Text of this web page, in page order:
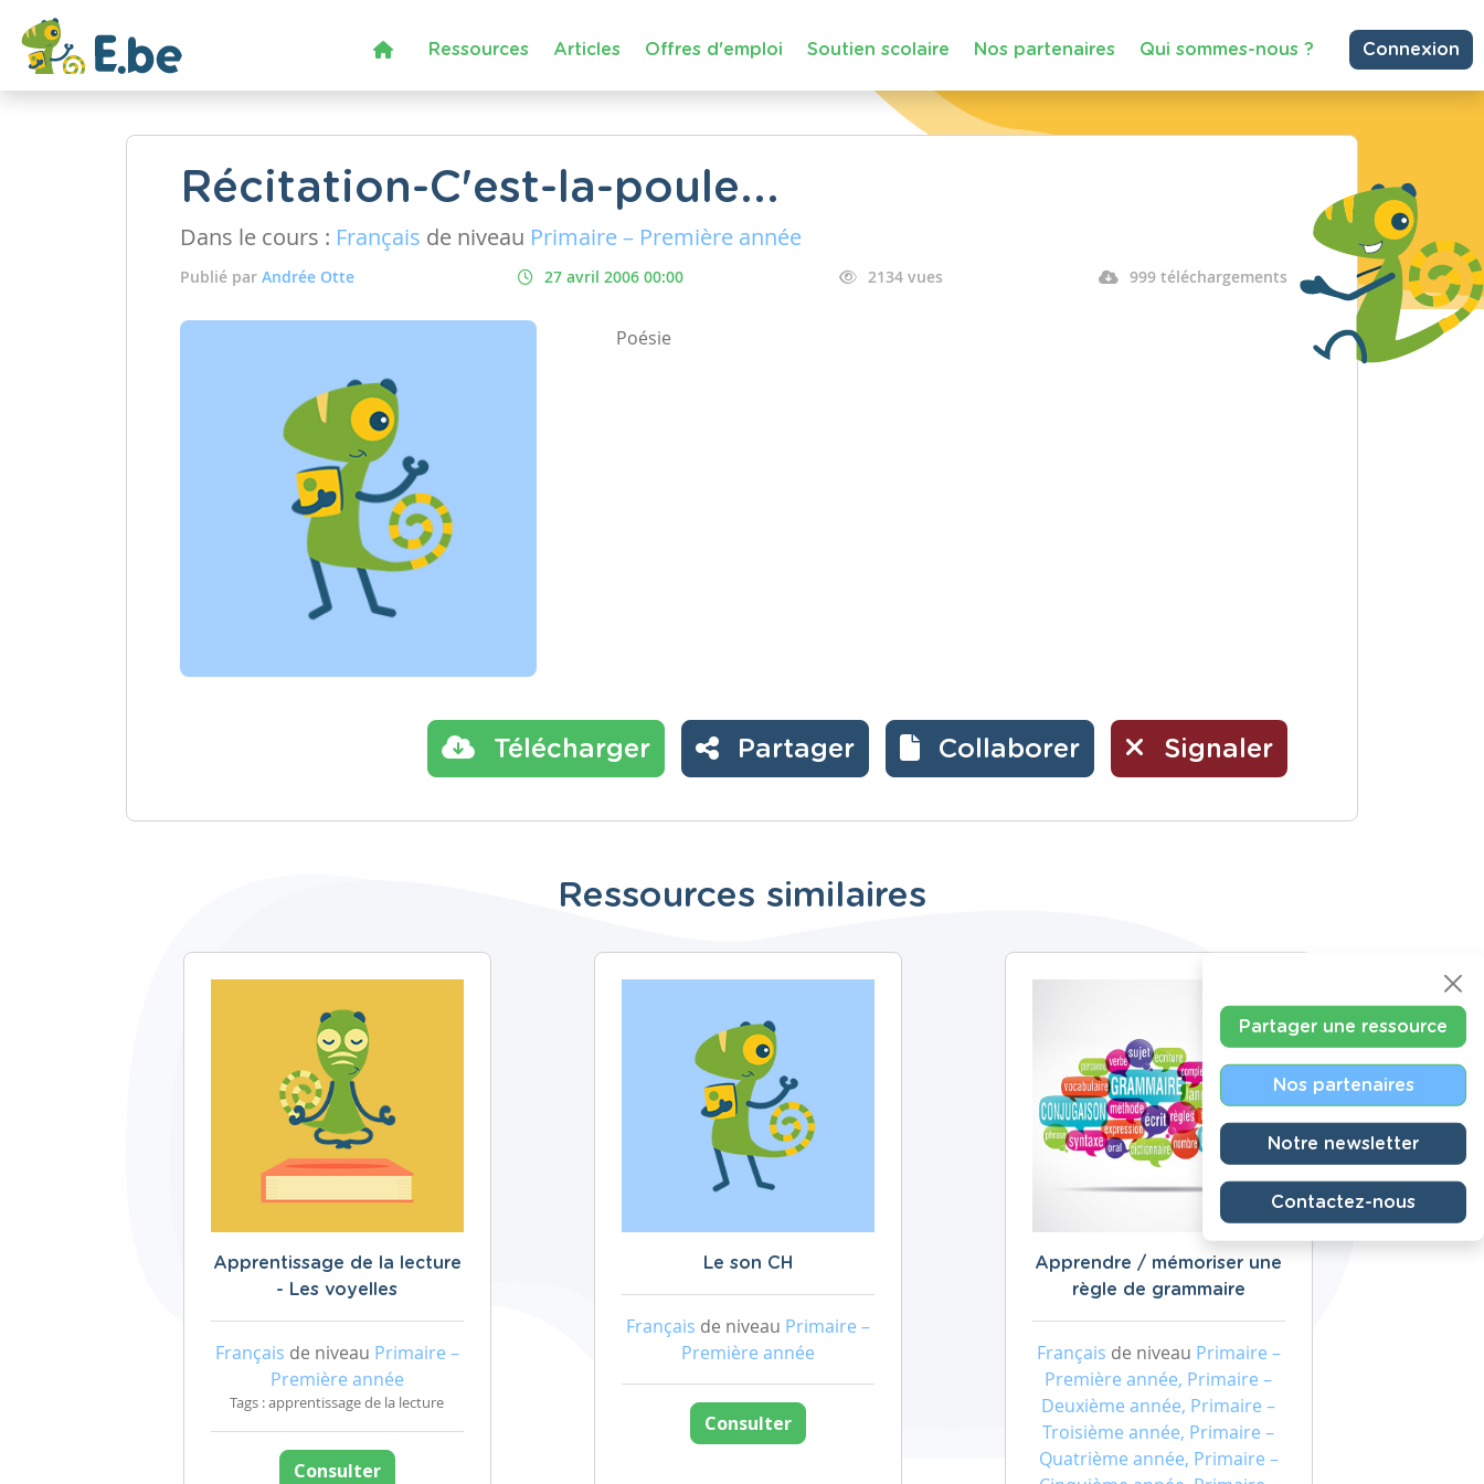
Ressources Articles Offres d'emploi Soutien scolaire Nos partenaires Qui sommes-nous ? Connexion
Récitation-C'est-la-poule...
Dans le cours : Français de niveau Primaire – Première année
Publié par Andrée Otte 27 avril 2006 00:00 2134 vues 999 téléchargements
Poésie
Télécharger Partager Collaborer Signaler
Ressources similaires
Apprentissage de la lecture
- Les voyelles
Français de niveau Primaire –
Première année
Tags : apprentissage de la lecture
Consulter
Le son CH
Français de niveau Primaire –
Première année
Consulter
Apprendre / mémoriser une
règle de grammaire
Français de niveau Primaire –
Première année, Primaire –
Deuxième année, Primaire –
Troisième année, Primaire –
Quatrième année, Primaire –
Partager une ressource
Nos partenaires
Notre newsletter
Contactez-nous